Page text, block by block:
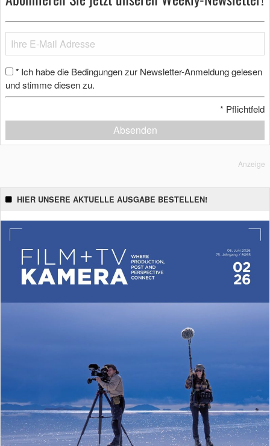
* Ich habe die Bedingungen zur Newsletter-Anmeldung gelesen
und stimme diesen zu.
* Pflichtfeld
Absenden
Anzeige
HIER UNSERE AKTUELLE AUSGABE BESTELLEN!